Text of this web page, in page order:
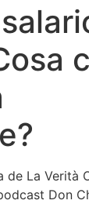
Bandolo
La Verità
Don